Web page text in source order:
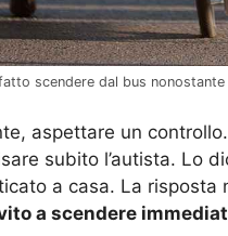
scendere dal bus
aspettare un
subito l’autista. Lo
a casa. La risposta
a scendere